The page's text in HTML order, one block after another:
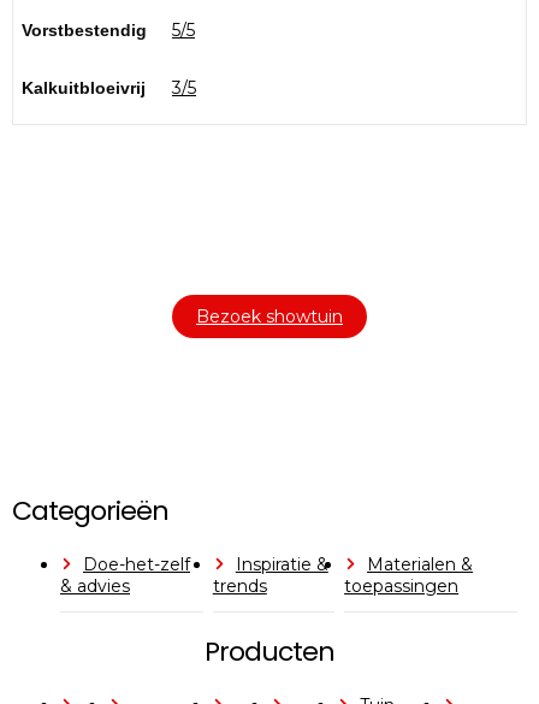
Vorstbestendig 5/5
Kalkuitbloeivrij 3/5
Bezoek showtuin
Categorieën
Doe-het-zelf
& advies
Inspiratie &
trends
Materialen &
toepassingen
Producten